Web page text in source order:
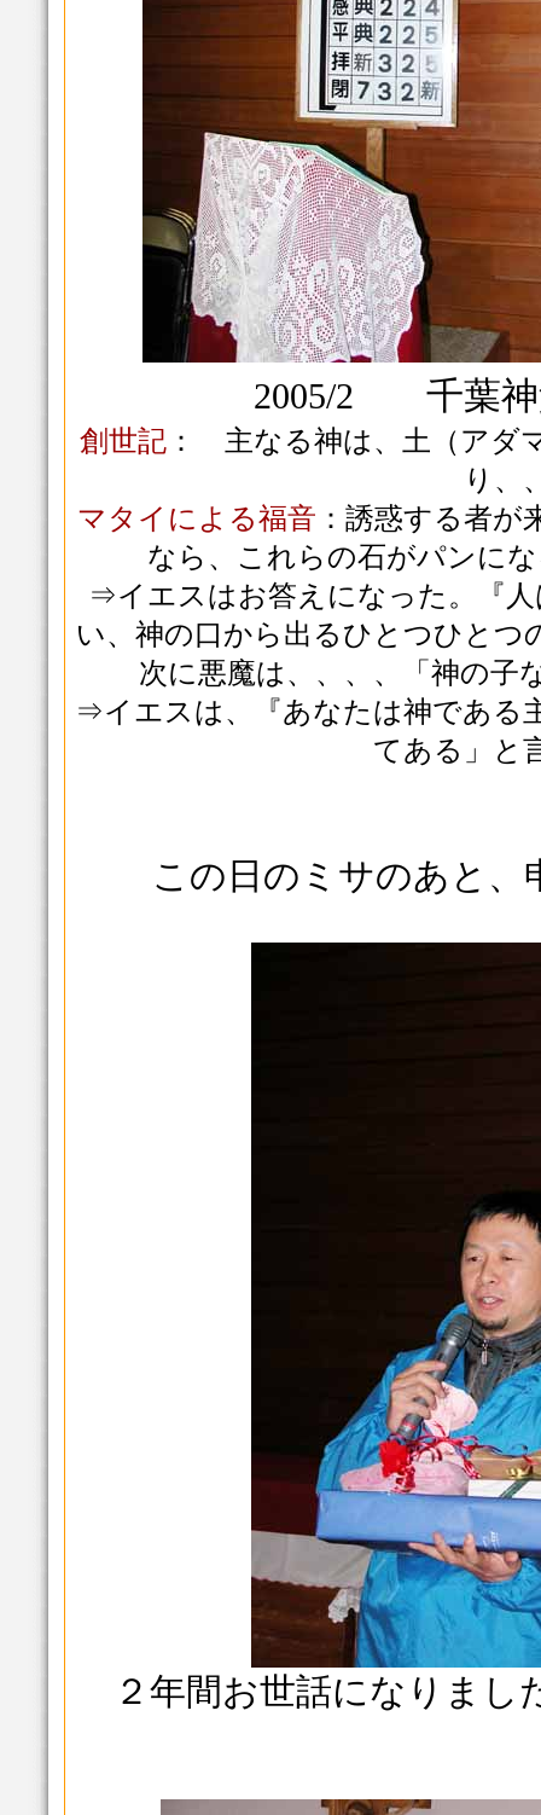
2005/2 千葉
創世記： 主なる神は、土（アダ
り、
マタイによる福音 ：誘惑する者
なら、これらの石がパンに
⇒イエスはお答えになった。『
い、神の口から出るひとつひとつ
次に悪魔は、、、、「神の子
⇒イエスは、『あなたは神である
てある」と
この日のミサのあと、
２年間お世話になりま